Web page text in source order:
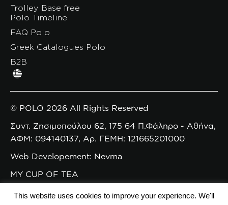
Trolley Base free
Polo Timeline
FAQ Polo
Greek Catalogues Polo
B2B
© POLO 2026 All Rights Reserved
Συντ. Ζησιμοπούλου 62, 175 64 Π.Φάληρο - Αθήνα,
ΑΦΜ: 094140137, Αρ. ΓΕΜΗ: 121665201000
Web Developement: Nevma
MY CUP OF TEA
This website uses cookies to improve your experience. We'll